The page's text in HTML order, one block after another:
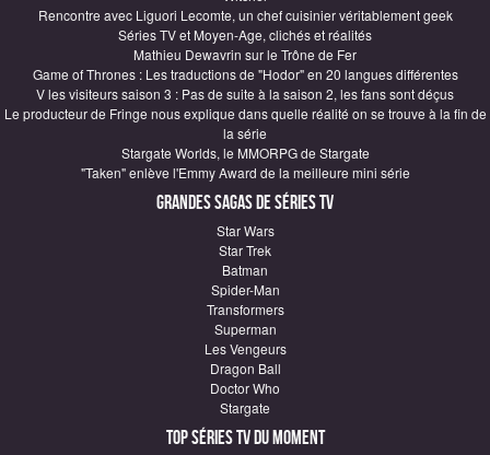
Rencontre avec Liguori Lecomte, un chef cuisinier véritablement geek
Séries TV et Moyen-Age, clichés et réalités
Mathieu Dewavrin sur le Trône de Fer
Game of Thrones : Les traductions de "Hodor" en 20 langues différentes
V les visiteurs saison 3 : Pas de suite à la saison 2, les fans sont déçus
Le producteur de Fringe nous explique dans quelle réalité on se trouve à la fin de
la série
Stargate Worlds, le MMORPG de Stargate
"Taken" enlève l'Emmy Award de la meilleure mini série
Grandes sagas de Séries TV
Star Wars
Star Trek
Batman
Spider-Man
Transformers
Superman
Les Vengeurs
Dragon Ball
Doctor Who
Stargate
Top Séries TV du moment